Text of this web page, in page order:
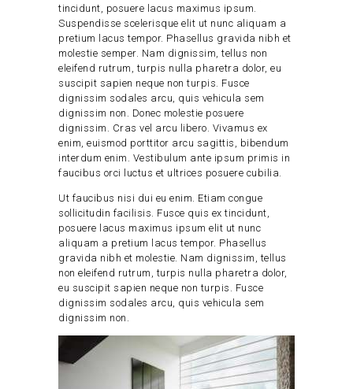
tincidunt, posuere lacus maximus ipsum.
Suspendisse scelerisque elit ut nunc aliquam a
pretium lacus tempor. Phasellus gravida nibh et
molestie semper. Nam dignissim, tellus non
eleifend rutrum, turpis nulla pharetra dolor, eu
suscipit sapien neque non turpis. Fusce
dignissim sodales arcu, quis vehicula sem
dignissim non. Donec molestie posuere
dignissim. Cras vel arcu libero. Vivamus ex
enim, euismod porttitor arcu sagittis, bibendum
interdum enim. Vestibulum ante ipsum primis in
faucibus orci luctus et ultrices posuere cubilia.
Ut faucibus nisi dui eu enim. Etiam congue
sollicitudin facilisis. Fusce quis ex tincidunt,
posuere lacus maximus ipsum elit ut nunc
aliquam a pretium lacus tempor. Phasellus
gravida nibh et molestie. Nam dignissim, tellus
non eleifend rutrum, turpis nulla pharetra dolor,
eu suscipit sapien neque non turpis. Fusce
dignissim sodales arcu, quis vehicula sem
dignissim non.